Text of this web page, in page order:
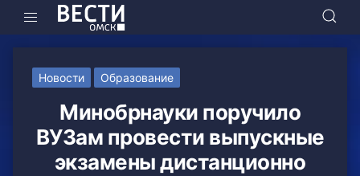
Новости Образование
Минобрнауки поручило
ВУЗам провести выпускные
экзамены дистанционно